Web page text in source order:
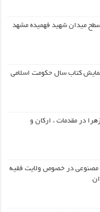
میدان شهید فهمیده مشهد
کتاب سال حکومت اسلامی
در مقدمات ، ارکان و
در خصوص ولایت فقیه